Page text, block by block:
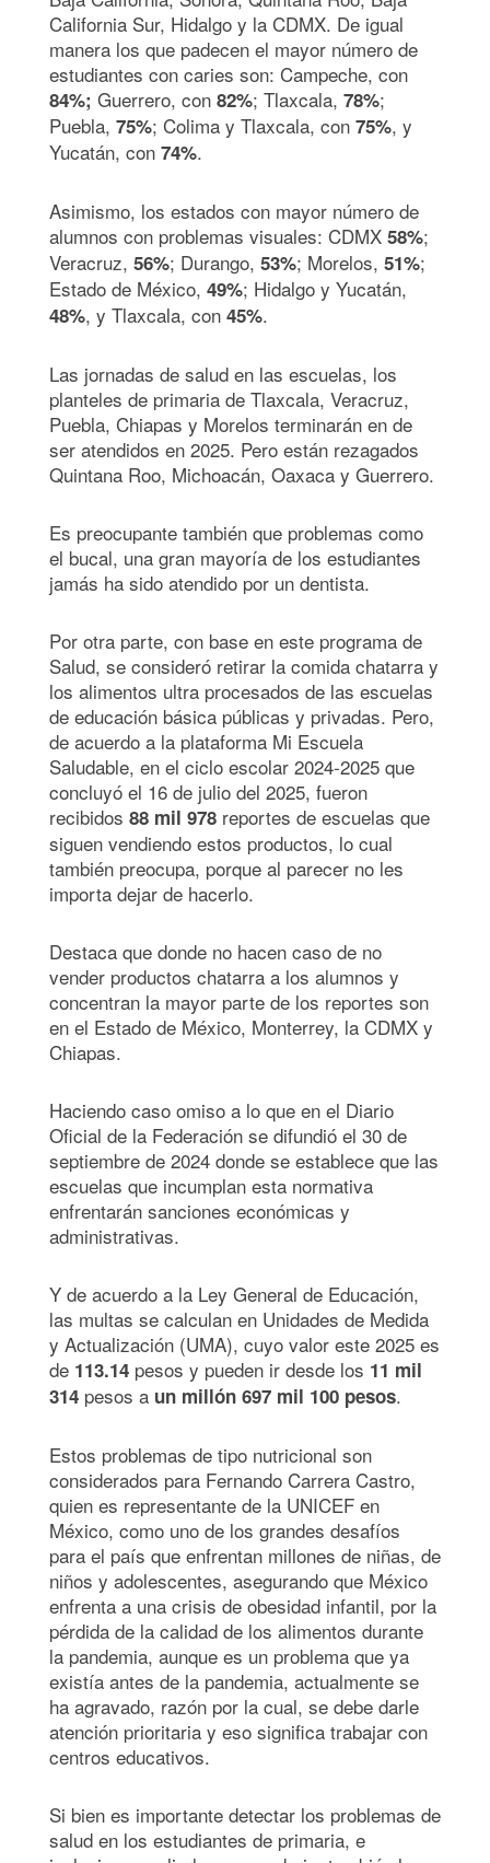
California Sur, Hidalgo y la CDMX. De igual
manera los que padecen el mayor número de
estudiantes con caries son: Campeche, con
84%; Guerrero, con 82%; Tlaxcala, 78%;
Puebla, 75%; Colima y Tlaxcala, con 75%, y
Yucatán, con 74%.
Asimismo, los estados con mayor número de
alumnos con problemas visuales: CDMX 58%;
Veracruz, 56%; Durango, 53%; Morelos, 51%;
Estado de México, 49%; Hidalgo y Yucatán,
48%, y Tlaxcala, con 45%.
Las jornadas de salud en las escuelas, los
planteles de primaria de Tlaxcala, Veracruz,
Puebla, Chiapas y Morelos terminarán en de
ser atendidos en 2025. Pero están rezagados
Quintana Roo, Michoacán, Oaxaca y Guerrero.
Es preocupante también que problemas como
el bucal, una gran mayoría de los estudiantes
jamás ha sido atendido por un dentista.
Por otra parte, con base en este programa de
Salud, se consideró retirar la comida chatarra y
los alimentos ultra procesados de las escuelas
de educación básica públicas y privadas. Pero,
de acuerdo a la plataforma Mi Escuela
Saludable, en el ciclo escolar 2024-2025 que
concluyó el 16 de julio del 2025, fueron
recibidos 88 mil 978 reportes de escuelas que
siguen vendiendo estos productos, lo cual
también preocupa, porque al parecer no les
importa dejar de hacerlo.
Destaca que donde no hacen caso de no
vender productos chatarra a los alumnos y
concentran la mayor parte de los reportes son
en el Estado de México, Monterrey, la CDMX y
Chiapas.
Haciendo caso omiso a lo que en el Diario
Oficial de la Federación se difundió el 30 de
septiembre de 2024 donde se establece que las
escuelas que incumplan esta normativa
enfrentarán sanciones económicas y
administrativas.
Y de acuerdo a la Ley General de Educación,
las multas se calculan en Unidades de Medida
y Actualización (UMA), cuyo valor este 2025 es
de 113.14 pesos y pueden ir desde los 11 mil
314 pesos a un millón 697 mil 100 pesos.
Estos problemas de tipo nutricional son
considerados para Fernando Carrera Castro,
quien es representante de la UNICEF en
México, como uno de los grandes desafíos
para el país que enfrentan millones de niñas, de
niños y adolescentes, asegurando que México
enfrenta a una crisis de obesidad infantil, por la
pérdida de la calidad de los alimentos durante
la pandemia, aunque es un problema que ya
existía antes de la pandemia, actualmente se
ha agravado, razón por la cual, se debe darle
atención prioritaria y eso significa trabajar con
centros educativos.
Si bien es importante detectar los problemas de
salud en los estudiantes de primaria, e